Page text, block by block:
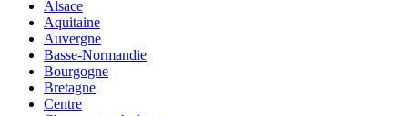
Alsace
Aquitaine
Auvergne
Basse-Normandie
Bourgogne
Bretagne
Centre